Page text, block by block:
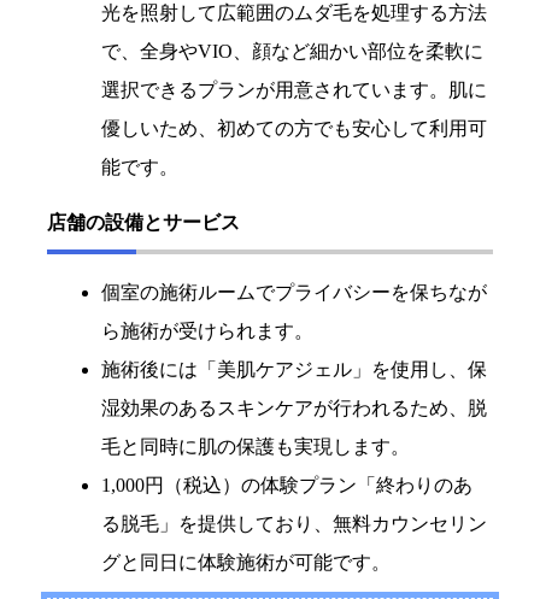
光を照射して広範囲のムダ毛を処理する方法
で、全身やVIO、顔など細かい部位を柔軟に
選択できるプランが用意されています。肌に
優しいため、初めての方でも安心して利用可
能です。
店舗の設備とサービス
個室の施術ルームでプライバシーを保ちなが
ら施術が受けられます。
施術後には「美肌ケアジェル」を使用し、保
湿効果のあるスキンケアが行われるため、脱
毛と同時に肌の保護も実現します。
1,000円（税込）の体験プラン「終わりのあ
る脱毛」を提供しており、無料カウンセリン
グと同日に体験施術が可能です。